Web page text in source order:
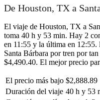
De Houston, TX a
El viaje de Houston, TX a
toma 40 h y 53 min. Hay 2
en 11:55 y la última en
Santa Bárbara por tren por
$4,490.40. El mejor precio
El precio más bajo $2,888.89
Duración del viaje 40 h y 53